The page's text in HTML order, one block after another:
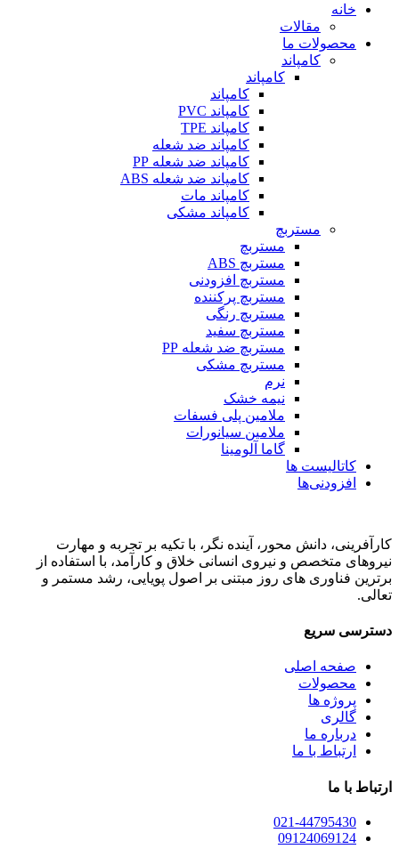
خانه
مقالات
محصولات ما
کامپاند
کامپاند
کامپاند
کامپاند PVC
کامپاند TPE
کامپاند ضد شعله
کامپاند ضد شعله PP
کامپاند ضد شعله ABS
کامپاند مات
کامپاند مشکی
مستربچ
مستربچ
مستربچ ABS
مستربچ افزودنی
مستربچ پرکننده
مستربچ رنگی
مستربچ‌ سفید
مستربچ ضد شعله PP
مستربچ مشکی
نرم
نیمه خشک
ملامین پلی فسفات
ملامین سیانورات
گاما آلومینا
کاتالیست ها
افزودنی‌ها
کارآفرینی، دانش محور، آینده نگر، با تکیه بر تجربه و مهارت
نیروهای متخصص و نیروی انسانی خلاق و کارآمد، با استفاده از
برترین فناوری های روز مبتنی بر اصول پویایی، رشد مستمر و
تعالی.
دسترسی سریع
صفحه اصلی
محصولات
پروژه ها
گالری
درباره ما
ارتباط با ما
ارتباط با ما
021-44795430
09124069124